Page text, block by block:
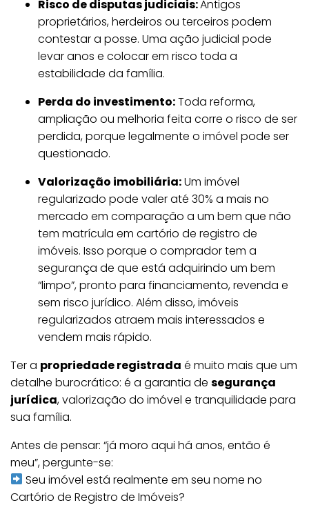
Risco de disputas judiciais:Antigos
proprietários, herdeiros ou terceiros podem
contestar a posse. Uma ação judicial pode
levar anos e colocar em risco toda a
estabilidade da família.
Perda do investimento:Toda reforma,
ampliação ou melhoria feita corre o risco de ser
perdida, porque legalmente o imóvel pode ser
questionado.
Valorização imobiliária:Um imóvel
regularizado pode valer até 30% a mais no
mercado em comparação a um bem que não
tem matrícula em cartório de registro de
imóveis. Isso porque o comprador tem a
segurança de que está adquirindo um bem
“limpo”, pronto para financiamento, revenda e
sem risco jurídico. Além disso, imóveis
regularizados atraem mais interessados e
vendem mais rápido.
Ter a propriedade registrada é muito mais que um
detalhe burocrático: é a garantia de segurança
jurídica, valorização do imóvel e tranquilidade para
sua família.
Antes de pensar: “já moro aqui há anos, então é
meu”, pergunte-se:
Seu imóvel está realmente em seu nome no
Cartório de Registro de Imóveis?